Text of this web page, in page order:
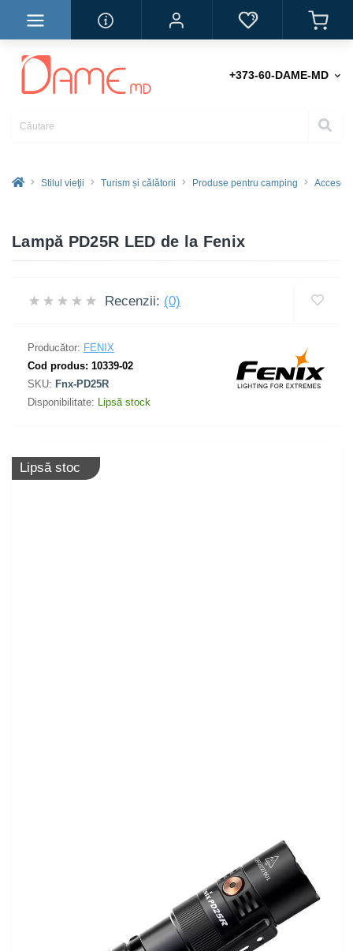
+373-60-DAME-MD
Stilul vieţii Turism și călătorii Produse pentru camping
Lampă PD25R LED de la Fenix
Recenzii: (0)
Producător: FENIX
Cod produs: 10339-02
SKU: Fnx-PD25R
Disponibilitate: Lipsă stock
Lipsă stoc